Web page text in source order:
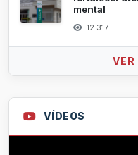
mental
12.317
VER
VÍDEOS